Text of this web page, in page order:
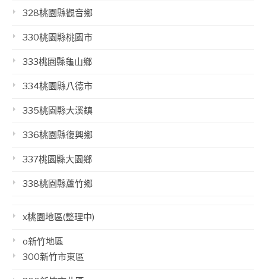
328桃園縣觀音鄉
330桃園縣桃園市
333桃園縣龜山鄉
334桃園縣八德市
335桃園縣大溪鎮
336桃園縣復興鄉
337桃園縣大園鄉
338桃園縣蘆竹鄉
x桃園地區(整理中)
o新竹地區
300新竹市東區